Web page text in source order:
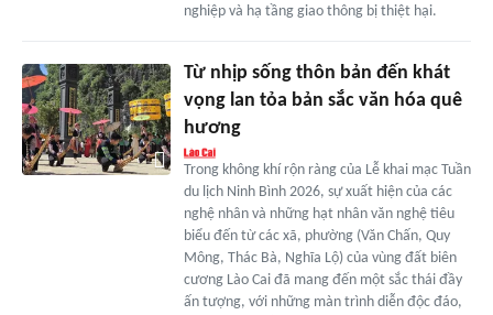
nghiệp và hạ tầng giao thông bị thiệt hại.
Từ nhịp sống thôn bản đến khát
vọng lan tỏa bản sắc văn hóa quê
hương
Trong không khí rộn ràng của Lễ khai mạc Tuần
du lịch Ninh Bình 2026, sự xuất hiện của các
nghệ nhân và những hạt nhân văn nghệ tiêu
biểu đến từ các xã, phường (Văn Chấn, Quy
Mông, Thác Bà, Nghĩa Lộ) của vùng đất biên
cương Lào Cai đã mang đến một sắc thái đầy
ấn tượng, với những màn trình diễn độc đáo,